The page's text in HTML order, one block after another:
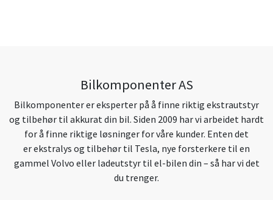
Bilkomponenter AS
Bilkomponenter er eksperter på å finne riktig ekstrautstyr
og tilbehør til akkurat din bil. Siden 2009 har vi arbeidet hardt
for å finne riktige løsninger for våre kunder. Enten det
er ekstralys og tilbehør til Tesla, nye forsterkere til en
gammel Volvo eller ladeutstyr til el-bilen din – så har vi det
du trenger.